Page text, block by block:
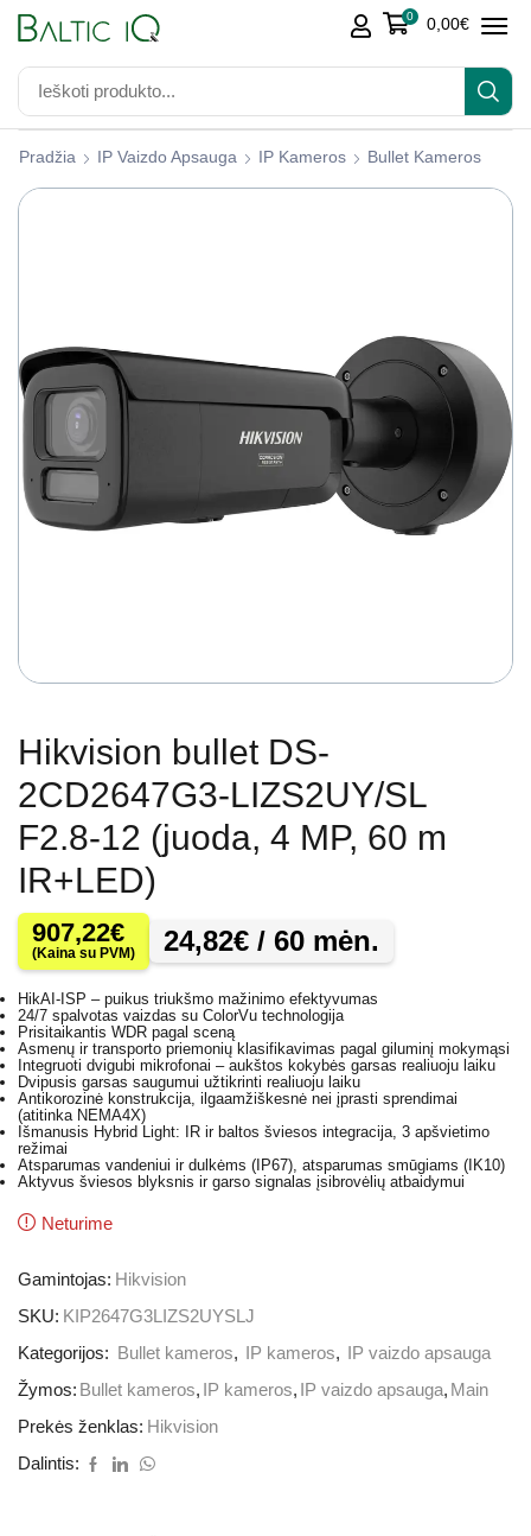
0 0,00€
Pradžia IP Vaizdo Apsauga IP Kameros Bullet Kameros
Hikvision bullet DS-
2CD2647G3-LIZS2UY/SL
F2.8-12 (juoda, 4 MP, 60 m
IR+LED)
907,22€
(Kaina su PVM) 24,82€ / 60 mėn.
HikAI-ISP – puikus triukšmo mažinimo efektyvumas
24/7 spalvotas vaizdas su ColorVu technologija
Prisitaikantis WDR pagal sceną
Asmenų ir transporto priemonių klasifikavimas pagal giluminį mokymąsi
Integruoti dvigubi mikrofonai – aukštos kokybės garsas realiuoju laiku
Dvipusis garsas saugumui užtikrinti realiuoju laiku
Antikorozinė konstrukcija, ilgaamžiškesnė nei įprasti sprendimai
(atitinka NEMA4X)
Išmanusis Hybrid Light: IR ir baltos šviesos integracija, 3 apšvietimo
režimai
Atsparumas vandeniui ir dulkėms (IP67), atsparumas smūgiams (IK10)
Aktyvus šviesos blyksnis ir garso signalas įsibrovėlių atbaidymui
Neturime
Gamintojas: Hikvision
SKU: KIP2647G3LIZS2UYSLJ
Kategorijos:
Bullet kameros, IP kameros,
IP vaizdo apsauga
Žymos: Bullet kameros, IP kameros, IP vaizdo apsauga, Main
Prekės ženklas: Hikvision
Dalintis: